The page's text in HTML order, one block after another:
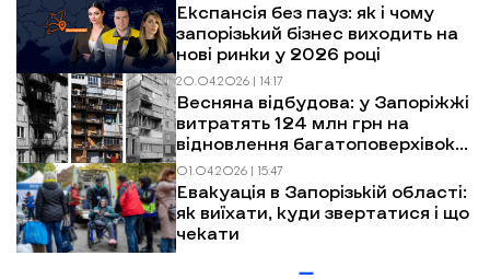
Експансія без пауз: як і чому
запорізький бізнес виходить на
нові ринки у 2026 році
20.04.2026 | 14:17
Весняна відбудова: у Запоріжжі
витратять 124 млн грн на
відновлення багатоповерхівок
після обстрілів
01.04.2026 | 15:47
Евакуація в Запорізькій області:
як виїхати, куди звертатися і що
чекати